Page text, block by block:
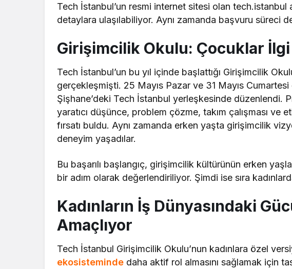
Tech İstanbul’un resmi internet sitesi olan
detaylara ulaşılabiliyor. Aynı zamanda başvuru süreci
Girişimcilik Okulu: Çocuklar İlgi
Tech İstanbul’un bu yıl içinde başlattığı Girişimcilik
gerçekleşmişti. 25 Mayıs Pazar ve 31 Mayıs
Şişhane’deki Tech İstanbul yerleşkesinde düzenlendi.
yaratıcı düşünce, problem çözme, takım çalışması ve
fırsatı buldu. Aynı zamanda erken yaşta girişimcilik
deneyim yaşadılar.
Bu başarılı başlangıç, girişimcilik kültürünün erken
bir adım olarak değerlendiriliyor. Şimdi ise sıra
Kadınların İş Dünyasındaki
Amaçlıyor
Tech İstanbul Girişimcilik Okulu’nun kadınlara özel
ekosisteminde daha aktif rol almasını sağlamak için